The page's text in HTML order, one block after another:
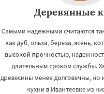
Деревянные
Самыми надежными считаются
как дуб, ольха, береза, ясень,
высокой прочностью,
длительным сроком службы.
древесины менее долговечны, но
кухни в Ивантеевке из